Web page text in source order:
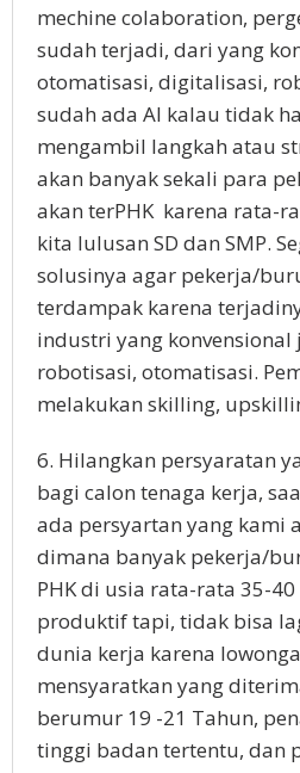
mechine colaboration,
sudah terjadi, dari yang
otomatisasi, digitalisasi,
sudah ada AI kalau tidak
mengambil langkah atau
akan banyak sekali para
akan terPHK karena rata-
kita lulusan SD dan SMP.
solusinya agar pekerja/
terdampak karena
industri yang
robotisasi, otomatisasi.
melakukan skilling,
6. Hilangkan persyaratan
bagi calon tenaga kerja,
ada persyartan yang kami
dimana banyak pekerja/
PHK di usia rata-rata 35-
produktif tapi, tidak bisa
dunia kerja karena
mensyaratkan yang
berumur 19 -21 Tahun,
tinggi badan tertentu, dan